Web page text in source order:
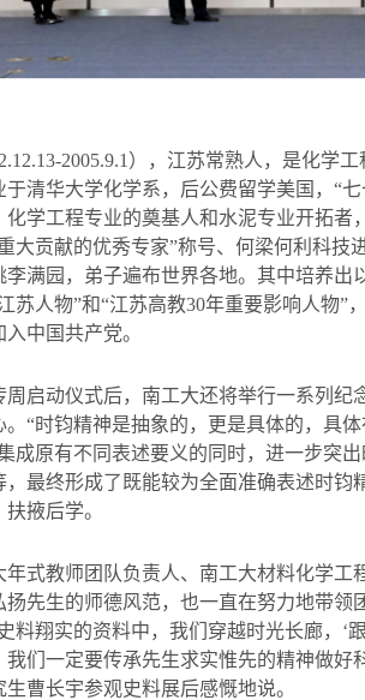
2005.9.1 ），江苏常熟人，是化学
清华大学化学系，后公费留学美国， “七
学工程专业的奠基人和水泥专业开拓
大贡献的优秀专家”称号、何梁何利科技
满园，弟子遍布世界各地。其中培养
苏人物”和“江苏高教30年重要影响人物”
中国共产党。
周启动仪式后，南工大还将举行一系列
“时钧精神是抽象的，更是具体的，具
成原有不同表述要义的同时，进一步突
，最终形成了既能较为全面准确表述时钧
掖后学。
式教师团队负责人、南工大材料化学工
先生的师德风范，也一直在努力地带
料翔实的资料中，我们穿越时光长廊，
们一定要传承先生求实惟先的精神做好
生曹长宇参观史料展后感慨地说。